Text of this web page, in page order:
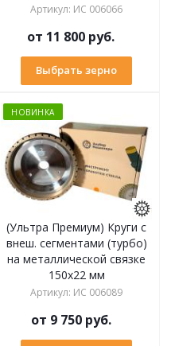
Артикул: ИС 006066
от 11 800 руб.
Выбрать зерно
НОВИНКА
(Ультра Премиум) Круги с
внеш. сегментами (турбо)
на металлической связке
150х22 мм
Артикул: ИС 006089
от 9 750 руб.